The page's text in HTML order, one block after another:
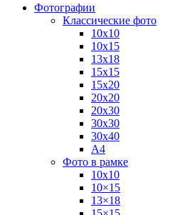
Фотографии
Классические фото
10х10
10х15
13х18
15х15
15х20
20х20
20х30
30х30
30х40
А4
Фото в рамке
10х10
10×15
13×18